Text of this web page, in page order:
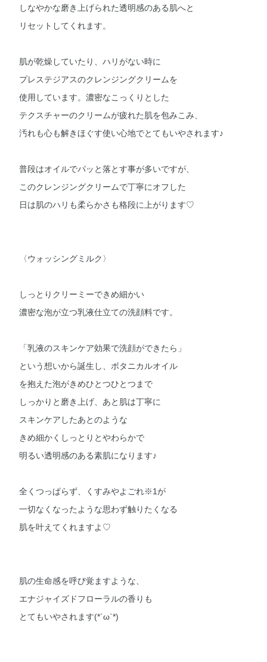
しなやかな磨き上げられた透明感のある肌へと
リセットしてくれます。
肌が乾燥していたり、ハリがない時に
プレステジアスのクレンジングクリームを
使用しています。濃密なこっくりとした
テクスチャーのクリームが疲れた肌を包みこみ、
汚れも心も解きほぐす使い心地でとてもいやされます♪
普段はオイルでパッと落とす事が多いですが、
このクレンジングクリームで丁寧にオフした
日は肌のハリも柔らかさも格段に上がります♡
〈ウォッシングミルク〉
しっとりクリーミーできめ細かい
濃密な泡が立つ乳液仕立ての洗顔料です。
「乳液のスキンケア効果で洗顔ができたら」
という想いから誕生し、ボタニカルオイル
を抱えた泡がきめひとつひとつまで
しっかりと磨き上げ、あと肌は丁寧に
スキンケアしたあとのような
きめ細かくしっとりとやわらかで
明るい透明感のある素肌になります♪
全くつっぱらず、くすみやよごれ※1が
一切なくなったような思わず触りたくなる
肌を叶えてくれますよ♡
肌の生命感を呼び覚ますような、
エナジャイズドフローラルの香りも
とてもいやされます(*´ω`*)